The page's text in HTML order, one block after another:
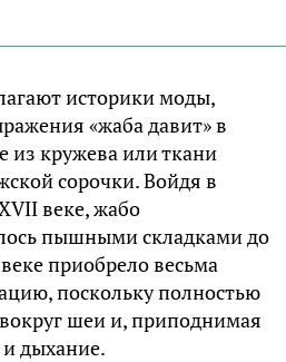
историки моды,
«жаба давит» в
из кружева или ткани
сорочки. Войдя в
веке, жабо
пышными складками до
приобрело весьма
поскольку полностью
шеи и, приподнимая
дыхание.